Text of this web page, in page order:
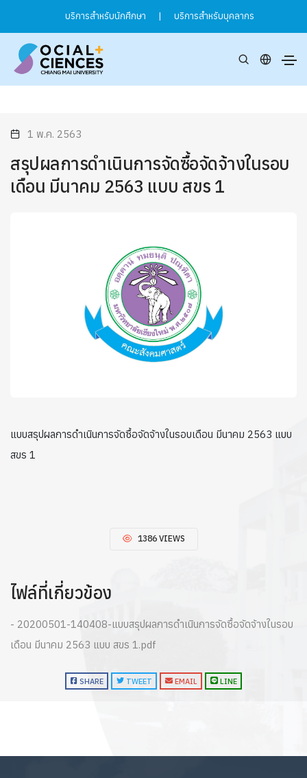
บริการสำหรับนักศึกษา | บริการสำหรับบุคลากร
1 พ.ค. 2563
สรุปผลการดำเนินการจัดซื้อจัดจ้างในรอบ
เดือน มีนาคม 2563 แบบ สขร 1
แบบสรุปผลการดำเนินการจัดซื้อจัดจ้างในรอบเดือน มีนาคม 2563 แบบ
สขร 1
1386 VIEWS
ไฟล์ที่เกี่ยวข้อง
- 20200501-140408-แบบสรุปผลการดำเนินการจัดซื้อจัดจ้างในรอบ
เดือน มีนาคม 2563 แบบ สขร 1.pdf
SHARE TWEET EMAIL LINE